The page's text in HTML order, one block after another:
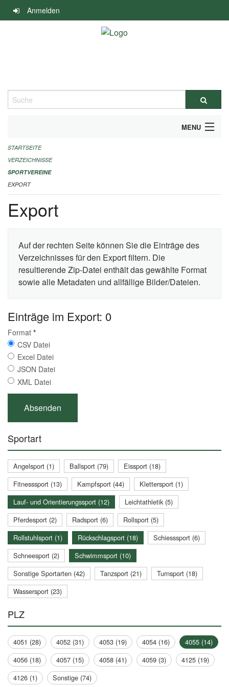
Navigation
überspringen
Anmelden
Suche
MENU
ALLGEMEINE INFORMATIONEN
FINANZIELLE UNTERSTÜTZUNG BENÖTIGT?
KONTAKT
STARTSEITE
VERZEICHNISSE
SPORTVEREINE
EXPORT
Export
Auf der rechten Seite können Sie die Einträge des
Verzeichnisses für den Export filtern. Die
resultierende Zip-Datei enthält das gewählte Format
sowie alle Metadaten und allfällige Bilder/Dateien.
Einträge im Export: 0
Format *
CSV Datei
Excel Datei
JSON Datei
XML Datei
Sportart
Angelsport (1) Ballsport (79)
Eissport (18)
Fitnesssport (13)
Kampfsport (44)
Klettersport (1)
Lauf- und Orientierungssport (12)
Leichtathletik (5)
Pferdesport (2)
Radsport (6)
Rollsport (5)
Rollstuhlsport (1)
Rückschlagsport (18)
Schiesssport (6)
Schneesport (2)
Schwimmsport (10)
Sonstige Sportarten (42)
Tanzsport (21)
Turnsport (18)
Wassersport (23)
PLZ
4051 (28) 4052 (31) 4053 (19) 4054 (16)
4055 (14)
4056 (18)
4057 (15) 4058 (41) 4059 (3)
4125 (19)
4126 (1)
Sonstige (74)